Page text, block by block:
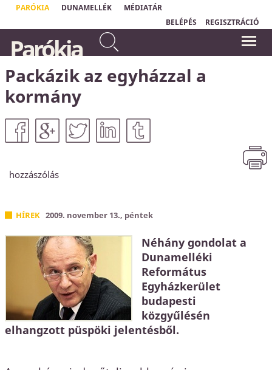
PARÓKIA DUNAMELLÉK
MÉDIATÁR
BELÉPÉS
REGISZTRÁCIÓ
Te pedig amikor imádkozol,
menj be a belső szobádba, és
ajtódat bezárva imádkozzál
Máté 6,6a
Parókia
Packázik az egyházzal a
kormány
hozzászólás
HÍREK 2009. november 13., péntek
Néhány gondolat a
Dunamelléki
Református
Egyházkerület
budapesti
közgyűlésén
elhangzott püspöki jelentésből.